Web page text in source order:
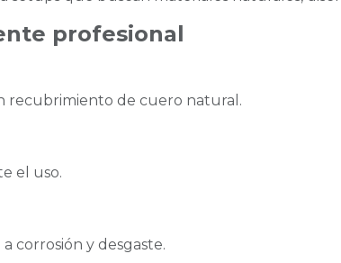
profesional
recubrimiento de cuero natural.
el uso.
corrosión y desgaste.